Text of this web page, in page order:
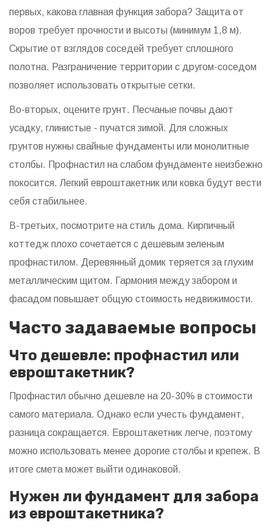
первых, какова главная функция забора? Защита от
воров требует прочности и высоты (минимум 1,8 м).
Скрытие от взглядов соседей требует сплошного
полотна. Разграничение территории с другом-соседом
позволяет использовать открытые сетки.
Во-вторых, оцените грунт. Песчаные почвы дают
усадку, глинистые - пучатся зимой. Для сложных
грунтов нужны свайные фундаменты или монолитные
столбы. Профнастил на слабом фундаменте неизбежно
покосится. Легкий евроштакетник или ковка будут вести
себя стабильнее.
В-третьих, посмотрите на стиль дома. Кирпичный
коттедж плохо сочетается с дешевым зеленым
профнастилом. Деревянный домик теряется за глухим
металлическим щитом. Гармония между забором и
фасадом повышает общую стоимость недвижимости.
Часто задаваемые вопросы
Что дешевле: профнастил или
евроштакетник?
Профнастил обычно дешевле на 20-30% в стоимости
самого материала. Однако если учесть фундамент,
разница сокращается. Евроштакетник легче, поэтому
можно использовать менее дорогие столбы и крепеж. В
итоге смета может выйти одинаковой.
Нужен ли фундамент для забора
из евроштакетника?